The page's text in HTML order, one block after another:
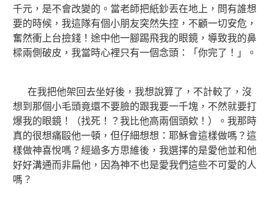
千元，是不會改變的。當老師把紙鈔丟在地上，問有誰想
要的時候，我這隊有個小朋友突然失控，不顧一切安危，
奮然衝上台撿錢！途中他一腳踢飛我的眼鏡，導致我的鼻
樑兩側破皮，我當時心裡只有一個念頭：「你完了！」。
在我把他架回去坐好後，我想說算了，不計較了，沒
想到那個小毛頭竟還不要臉的跟我要一千塊，不然就要打
爆我的眼鏡！（找死！？我比他高兩個頭欸！）。我那時
真的很想痛毆他一頓，但仔細想想：耶穌會這樣做嗎？這
樣做神喜悅嗎？經過多方思維後，我選擇的是愛他並和他
好好溝通而非扁他，因為神不也是愛我們這些不可愛的人
嗎？